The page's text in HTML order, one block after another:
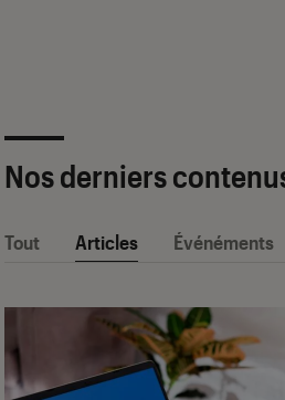
Nos derniers
Tout Articles Événéments